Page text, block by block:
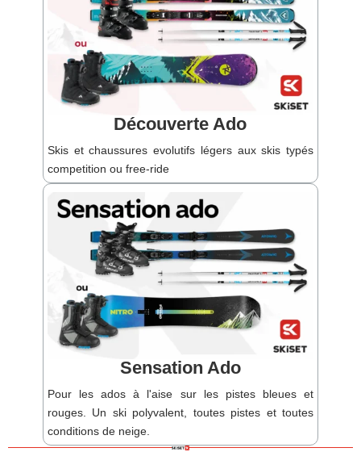
Découverte Ado
Skis et chaussures evolutifs légers aux skis typés
competition ou free-ride
Sensation Ado
Pour les ados à l'aise sur les pistes bleues et
rouges. Un ski polyvalent, toutes pistes et toutes
conditions de neige.